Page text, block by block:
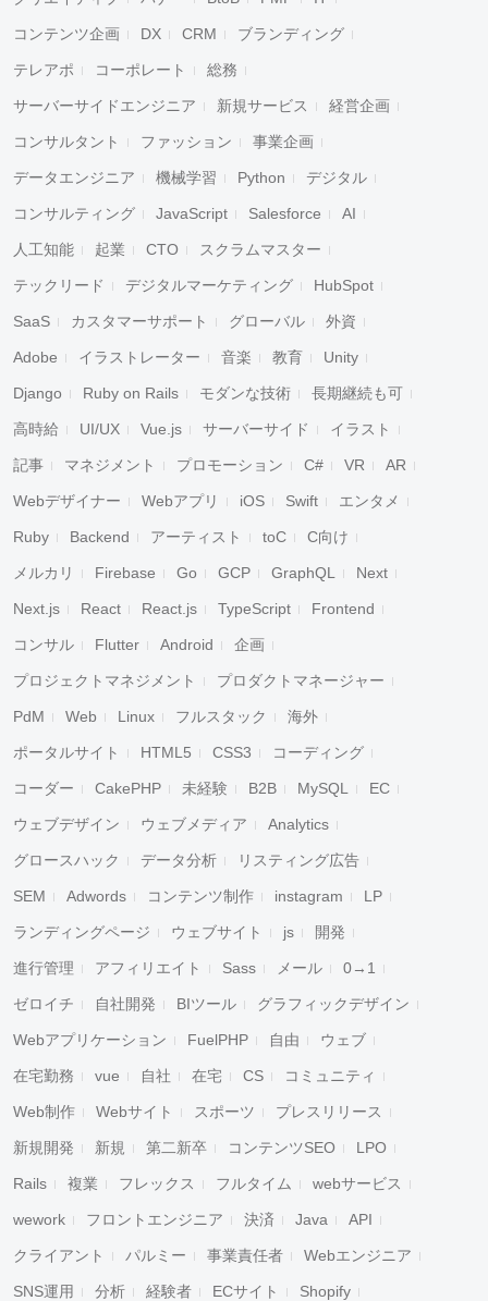
コンテンツ企画 DX CRM ブランディング
テレアポ コーポレート 総務
サーバーサイドエンジニア 新規サービス 経営企画
コンサルタント ファッション 事業企画
データエンジニア 機械学習 Python デジタル
コンサルティング JavaScript Salesforce AI
人工知能 起業 CTO スクラムマスター
テックリード デジタルマーケティング HubSpot
SaaS カスタマーサポート グローバル 外資
Adobe イラストレーター 音楽 教育 Unity
Django Ruby on Rails モダンな技術 長期継続も可
高時給 UI/UX Vue.js サーバーサイド イラスト
記事 マネジメント プロモーション C# VR AR
Webデザイナー Webアプリ iOS Swift エンタメ
Ruby Backend アーティスト toC C向け
メルカリ Firebase Go GCP GraphQL Next
Next.js React React.js TypeScript Frontend
コンサル Flutter Android 企画
プロジェクトマネジメント プロダクトマネージャー
PdM Web Linux フルスタック 海外
ポータルサイト HTML5 CSS3 コーディング
コーダー CakePHP 未経験 B2B MySQL EC
ウェブデザイン ウェブメディア Analytics
グロースハック データ分析 リスティング広告
SEM Adwords コンテンツ制作 instagram LP
ランディングページ ウェブサイト js 開発
進行管理 アフィリエイト Sass メール 0→1
ゼロイチ 自社開発 BIツール グラフィックデザイン
Webアプリケーション FuelPHP 自由 ウェブ
在宅勤務 vue 自社 在宅 CS コミュニティ
Web制作 Webサイト スポーツ プレスリリース
新規開発 新規 第二新卒 コンテンツSEO LPO
Rails 複業 フレックス フルタイム webサービス
wework フロントエンジニア 決済 Java API
クライアント パルミー 事業責任者 Webエンジニア
SNS運用 分析 経験者 ECサイト Shopify